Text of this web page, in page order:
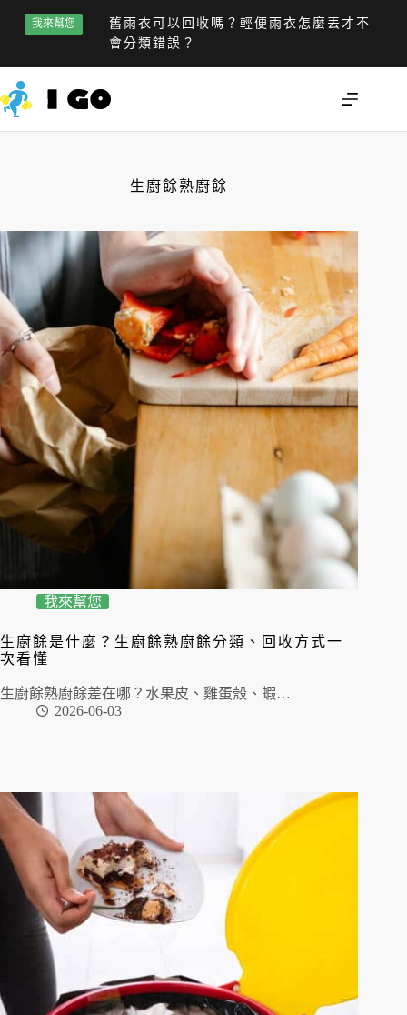
我來幫您
舊雨衣可以回收嗎？輕便雨衣怎麼丟才不
會分類錯誤？
生廚餘熟廚餘
我來幫您
生廚餘是什麼？生廚餘熟廚餘分類、回收方式一
次看懂
生廚餘熟廚餘差在哪？水果皮、雞蛋殼、蝦…
2026-06-03